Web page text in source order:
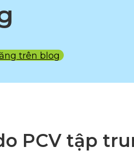
trên blog
PCV tập